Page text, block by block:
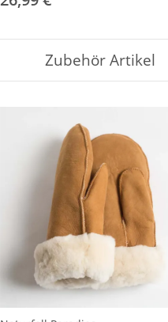
Zubehör Artikel